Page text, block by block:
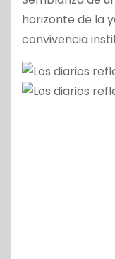
horizonte de la
convivencia